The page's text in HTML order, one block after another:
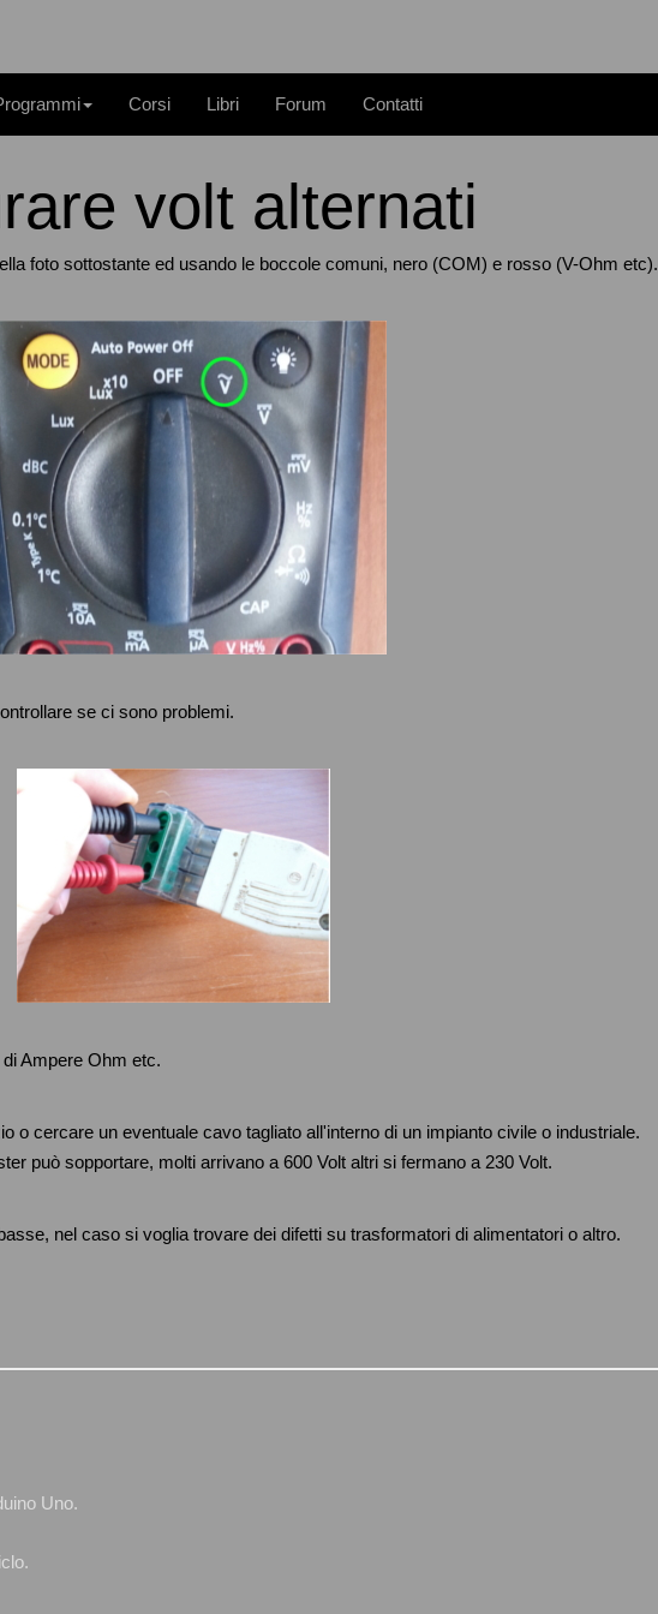
Corsi Libri Forum Contatti
volt alternati
foto sottostante ed usando le boccole comuni, nero (COM) e rosso (V-Ohm etc).
se ci sono problemi.
Ampere Ohm etc.
o cercare un eventuale cavo tagliato all'interno di un impianto civile o industriale.
può sopportare, molti arrivano a 600 Volt altri si fermano a 230 Volt.
nel caso si voglia trovare dei difetti su trasformatori di alimentatori o altro.
Uno.